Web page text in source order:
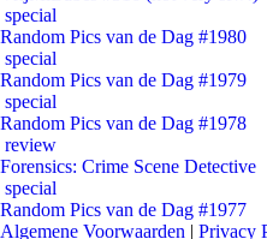
special
Random Pics van de Dag #1980
special
Random Pics van de Dag #1979
special
Random Pics van de Dag #1978
review
Forensics: Crime Scene Detective
special
Random Pics van de Dag #1977
Algemene Voorwaarden | Privacy